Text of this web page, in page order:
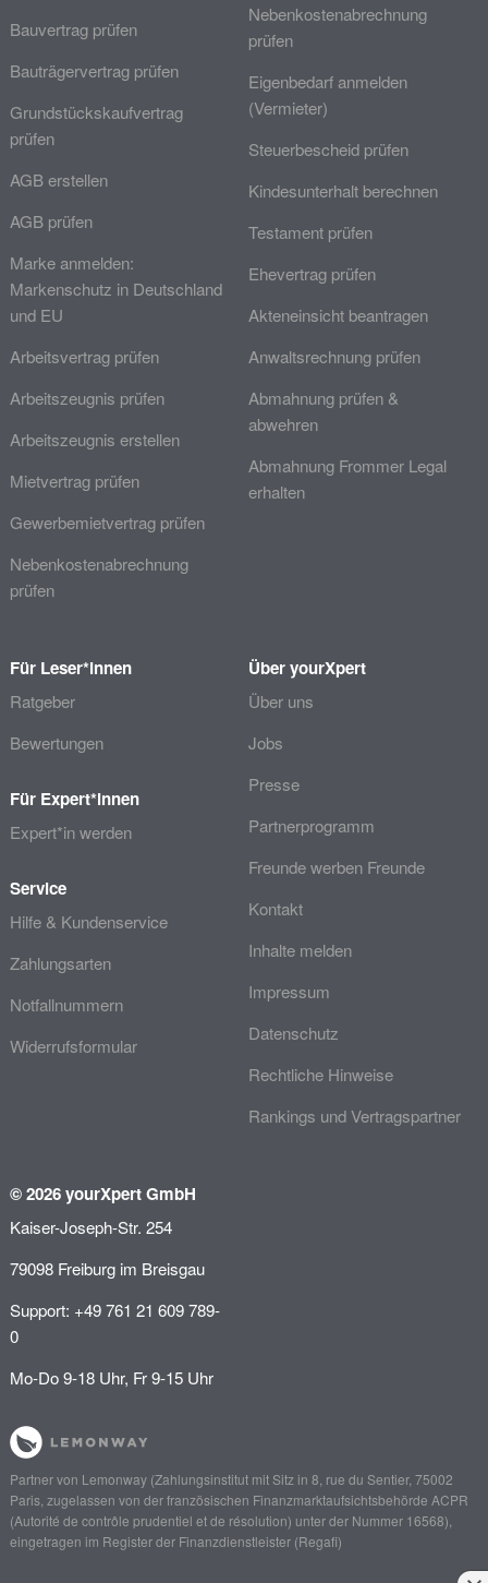
Bauvertrag prüfen
Bauträgervertrag prüfen
Grundstückskaufvertrag
prüfen
AGB erstellen
AGB prüfen
Marke anmelden:
Markenschutz in Deutschland
und EU
Arbeitsvertrag prüfen
Arbeitszeugnis prüfen
Arbeitszeugnis erstellen
Mietvertrag prüfen
Gewerbemietvertrag prüfen
Nebenkostenabrechnung
prüfen
Nebenkostenabrechnung
prüfen
Eigenbedarf anmelden
(Vermieter)
Steuerbescheid prüfen
Kindesunterhalt berechnen
Testament prüfen
Ehevertrag prüfen
Akteneinsicht beantragen
Anwaltsrechnung prüfen
Abmahnung prüfen &
abwehren
Abmahnung Frommer Legal
erhalten
Für Leser*innen
Ratgeber
Bewertungen
Für Expert*innen
Expert*in werden
Service
Hilfe & Kundenservice
Zahlungsarten
Notfallnummern
Widerrufsformular
Über yourXpert
Über uns
Jobs
Presse
Partnerprogramm
Freunde werben Freunde
Kontakt
Inhalte melden
Impressum
Datenschutz
Rechtliche Hinweise
Rankings und Vertragspartner
© 2026 yourXpert GmbH
Kaiser-Joseph-Str. 254
79098 Freiburg im Breisgau
Support: +49 761 21 609 789-
0
Mo-Do 9-18 Uhr, Fr 9-15 Uhr
Partner von Lemonway(Zahlungsinstitut mit Sitz in 8, rue du Sentier, 75002
Paris, zugelassen von der französischen Finanzmarktaufsichtsbehörde ACPR
(Autorité de contrôle prudentiel et de résolution) unter der Nummer 16568),
eingetragen im Register der Finanzdienstleister (Regafi)